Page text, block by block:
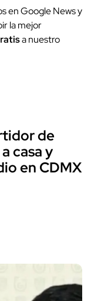
en Google News y
la mejor
a nuestro
de
casa y
en CDMX